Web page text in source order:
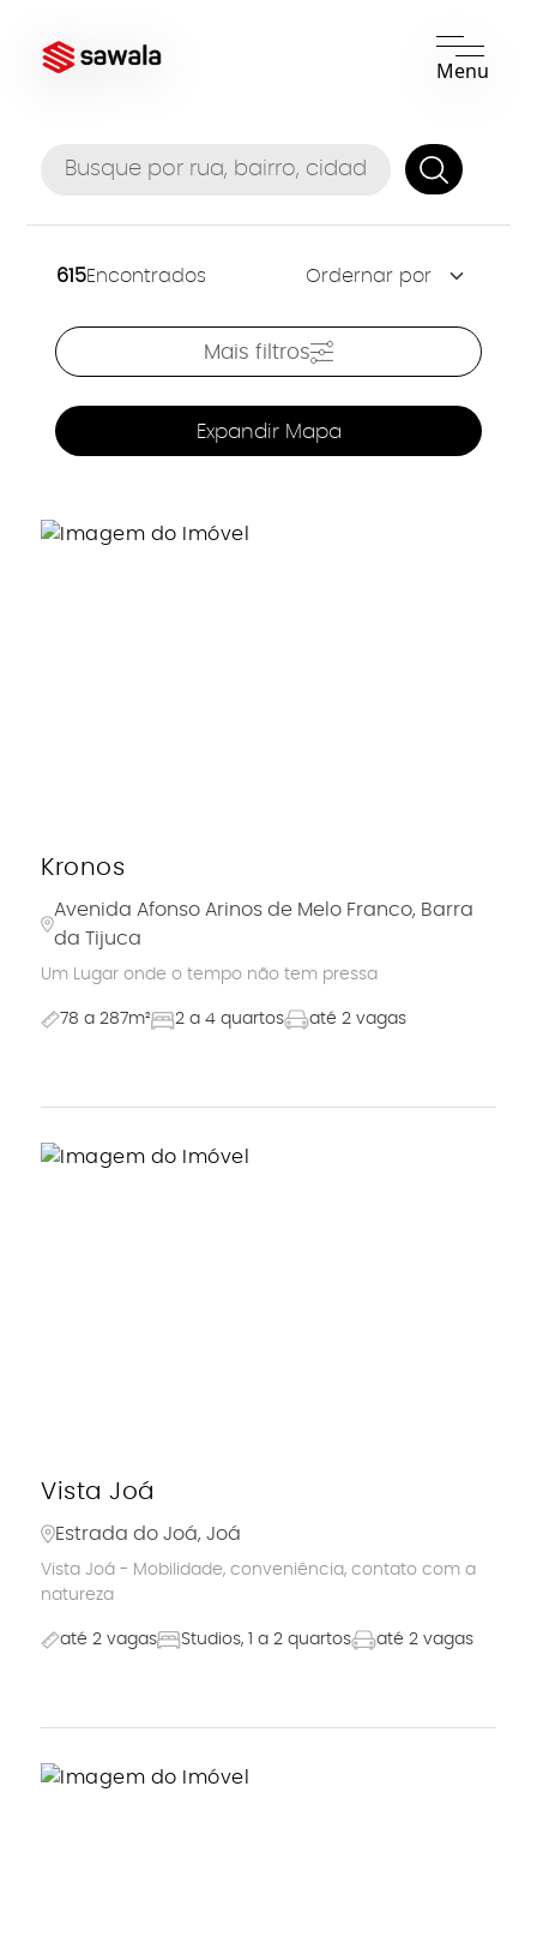
Menu
615Encontrados
Mais filtros
Expandir Mapa
Kronos
Avenida Afonso Arinos de Melo Franco, Barra
da Tijuca
Um Lugar onde o tempo não tem pressa
78 a 287m² 2 a 4 quartos até 2 vagas
Vista Joá
Estrada do Joá, Joá
Vista Joá - Mobilidade, conveniência, contato com a
natureza
até 2 vagas Studios, 1 a 2 quartos até 2 vagas